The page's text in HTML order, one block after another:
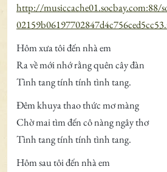
http://musiccache01.socbay.com:88/
Hôm xưa tôi đến nhà em
Ra về mới nhớ rằng quên cây đàn
Tình tang tính tính tình tang.
Đêm khuya thao thức mơ màng
Chờ mai tìm đến cô nàng ngây thơ
Tình tang tính tính tình tang.
Hôm sau tôi đến nhà em